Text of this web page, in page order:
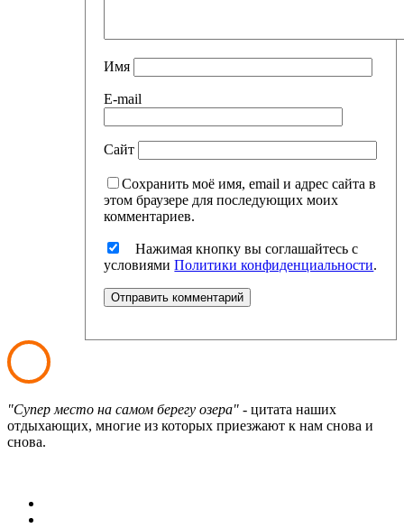
Имя
E-mail
Сайт
Сохранить моё имя, email и адрес сайта в
этом браузере для последующих моих
комментариев.
Нажимая кнопку вы соглашайтесь с
условиямиПолитики конфиденциальности.
"Супер место на самом берегу озера" - цитата наших
отдыхающих, многие из которых приезжают к нам снова и
снова.